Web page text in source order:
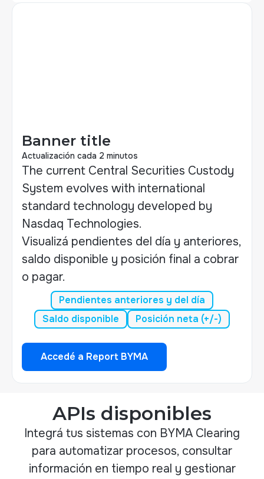
Banner title
Actualización cada 2 minutos
The current Central Securities Custody
System evolves with international
standard technology developed by
Nasdaq Technologies.
Visualizá pendientes del día y anteriores,
saldo disponible y posición final a cobrar
o pagar.
Pendientes anteriores y del día
Saldo disponible
Posición neta (+/-)
Accedé a Report BYMA
APIs disponibles
Integrá tus sistemas con BYMA Clearing
para automatizar procesos, consultar
información en tiempo real y gestionar